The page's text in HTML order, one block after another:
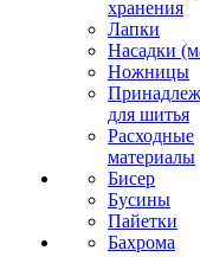
хранения
Лапки
Насадки
Ножницы
для шитья
Расходные
материалы
Бисер
Бусины
Пайетки
Бахрома